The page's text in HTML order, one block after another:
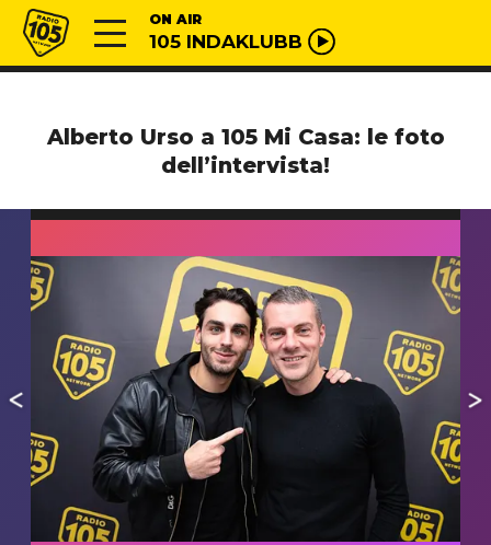
Vai al contenuto
Radio 105 ON AIR
105 INDAKLUBB
Alberto Urso a 105 Mi Casa: le foto
dell’intervista!